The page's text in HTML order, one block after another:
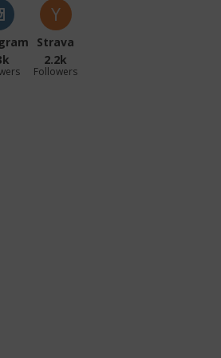
Strava
2.2k
Followers